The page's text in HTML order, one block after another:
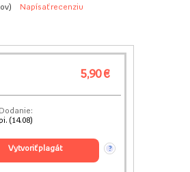
) Napísať recenziu
5,90 €
Dodanie:
pi. (14.08)
vytvoriť plagát ?